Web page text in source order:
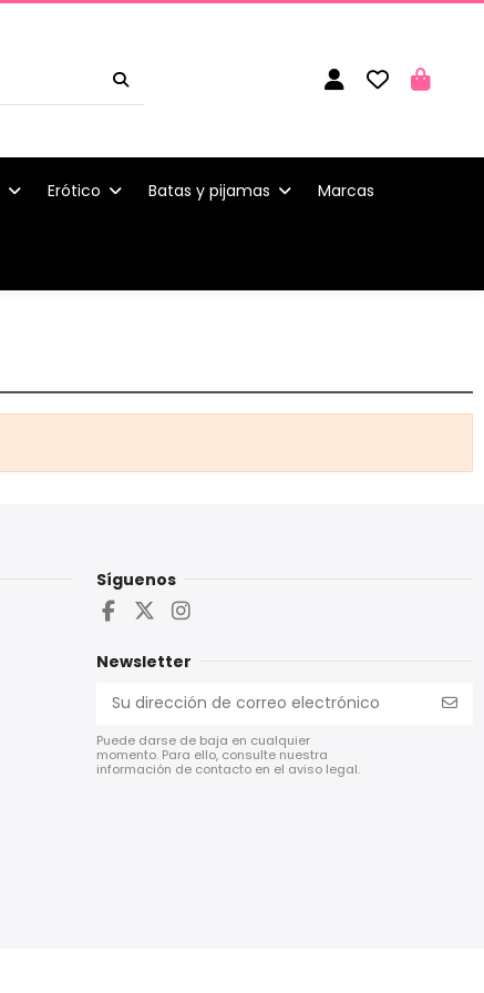
Erótico Batas y pijamas Marcas
Síguenos
Newsletter
Puede darse de baja en cualquier
momento. Para ello, consulte nuestra
información de contacto en el aviso legal.